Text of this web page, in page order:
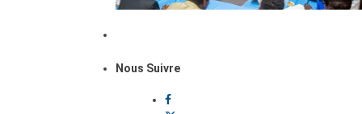
Nous Suivre